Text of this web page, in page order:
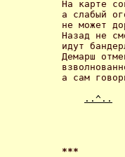
На карте
а слабый
не может
Назад не
идут
Демарш
а сам
..^..
***